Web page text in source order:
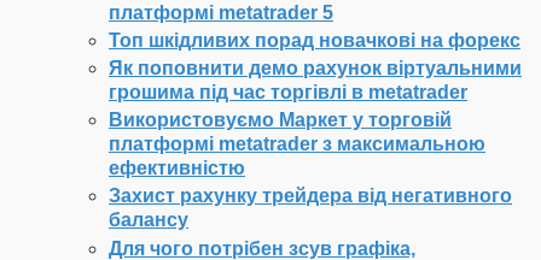
платформі metatrader 5
Топ шкідливих порад новачкові на форекс
Як поповнити демо рахунок віртуальними
грошима під час торгівлі в metatrader
Використовуємо Маркет у торговій
платформі metatrader з максимальною
ефективністю
Захист рахунку трейдера від негативного
балансу
Для чого потрібен зсув графіка,